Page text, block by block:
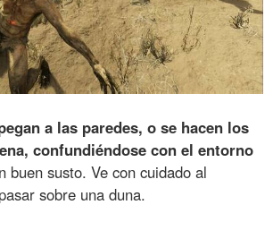
a las paredes, o se hacen los
confundiéndose con el entorno
buen susto. Ve con cuidado al
sobre una duna.